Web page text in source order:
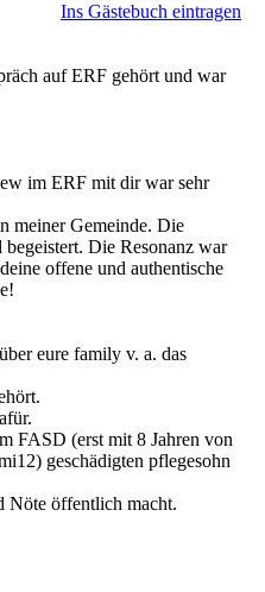
Ins Gästebuch eintragen
auf ERF gehört und war
im ERF mit dir war sehr
meiner Gemeinde. Die
Die Resonanz war
offene und authentische
eure family v. a. das
FASD (erst mit 8 Jahren von
geschädigten pflegesohn
Nöte öffentlich macht.